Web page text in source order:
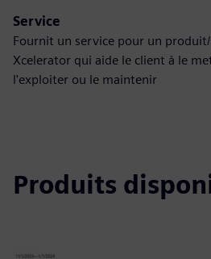
Service
Fournit un service pour un
Xcelerator qui aide le client à le
l'exploiter ou le maintenir
Produits